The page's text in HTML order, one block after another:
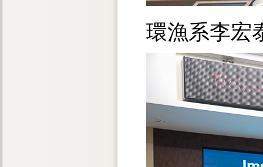
環漁系李宏